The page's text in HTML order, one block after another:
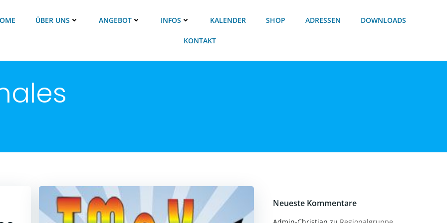
ÜBER UNS ANGEBOT INFOS KALENDER SHOP ADRESSEN DOWNLOADS
KONTAKT
Neueste Kommentare